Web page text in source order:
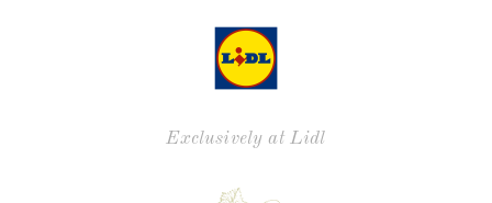
Exclusively at Lidl